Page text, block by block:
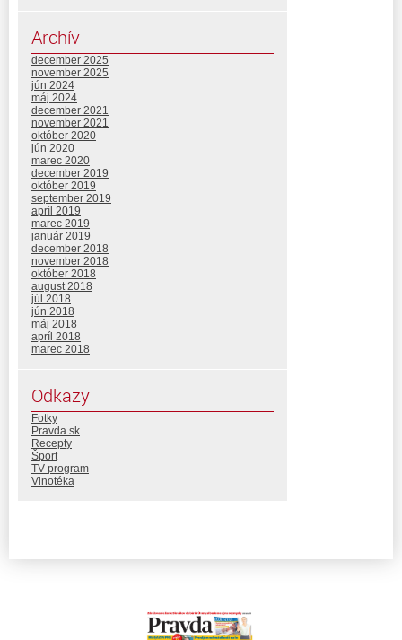
Archív
december 2025
november 2025
jún 2024
máj 2024
december 2021
november 2021
október 2020
jún 2020
marec 2020
december 2019
október 2019
september 2019
apríl 2019
marec 2019
január 2019
december 2018
november 2018
október 2018
august 2018
júl 2018
jún 2018
máj 2018
apríl 2018
marec 2018
Odkazy
Fotky
Pravda.sk
Recepty
Šport
TV program
Vinotéka